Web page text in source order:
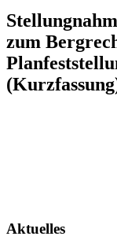
zum
Aktuelles